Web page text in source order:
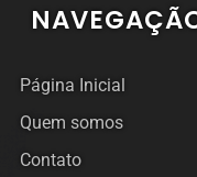
Página Inicial
Quem somos
Contato